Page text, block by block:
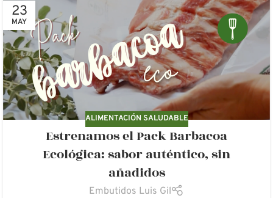
23
MAY
ALIMENTACIÓN SALUDABLE
Estrenamos el Pack Barbacoa
Ecológica: sabor auténtico, sin
añadidos
Embutidos Luis Gil